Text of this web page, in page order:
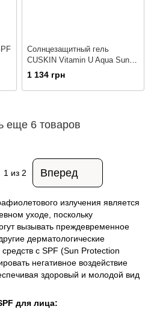
Солнцезащитный гель
CUSKIN Vitamin U Aqua Sun
Gel SPF 50+ PA+++
1 134 грн
еще 6 товаров
1 из 2 Вперед
излучения является
уходе, поскольку
вызывать преждевременное
дерматологические
с SPF (Sun Protection
негативное воздействие
здоровый и молодой вид
для лица: